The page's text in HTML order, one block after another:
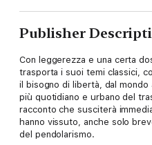
Publisher
Con leggerezza e una certa
trasporta i suoi temi classici,
il bisogno di libertà, dal
più quotidiano e urbano del
racconto che susciterà
hanno vissuto, anche solo
del pendolarismo.